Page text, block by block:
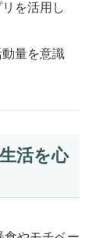
リを活用し
動量を意識
活を心